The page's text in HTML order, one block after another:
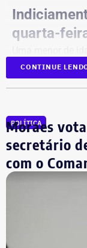
quarta-
uma festa em
Vitor Hugo a
tentou tocar a
momentos da
contado, aos
A adolescente
Segundo o
indícios de
CONTINUE
POLÍTICA
Moraes
secretário
com o